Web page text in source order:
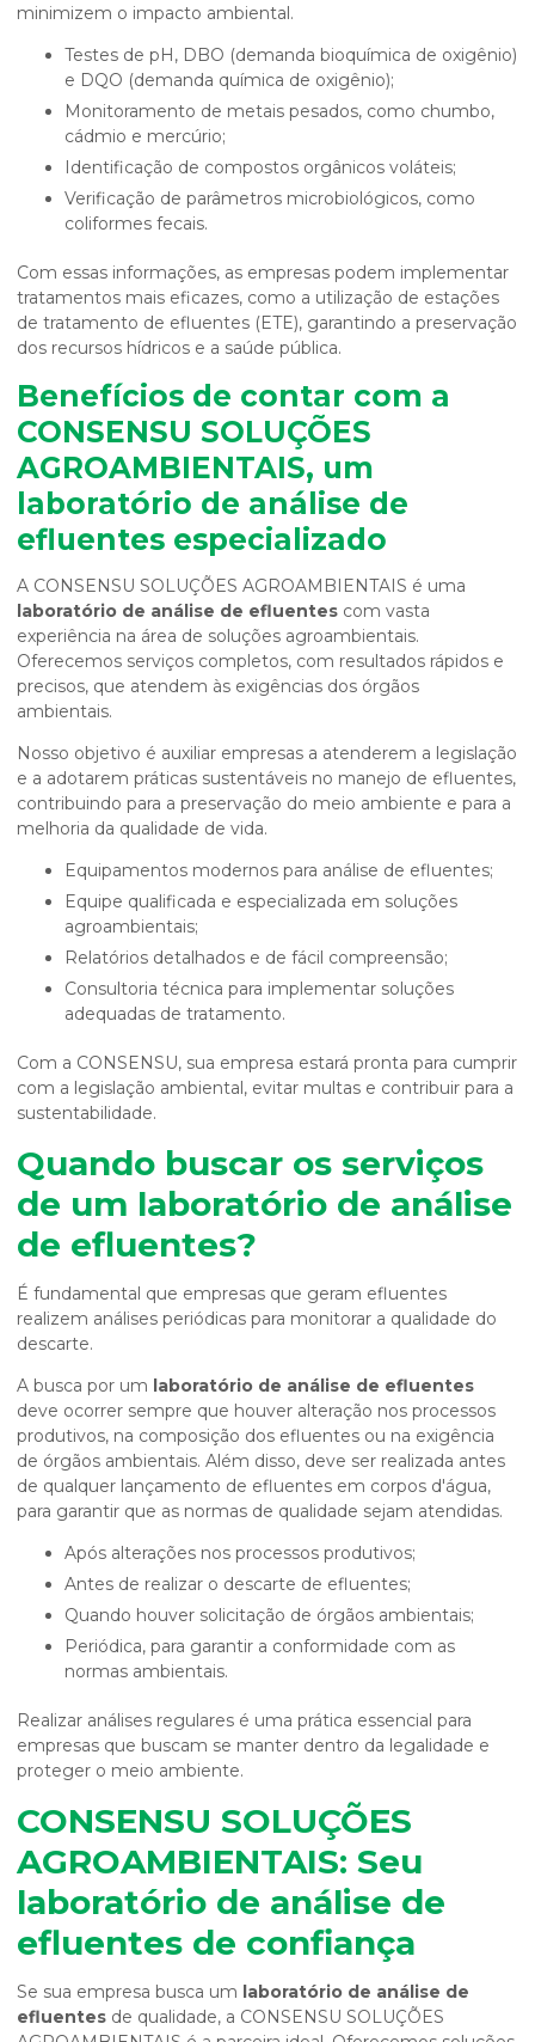
minimizem o impacto ambiental.
Testes de pH, DBO (demanda bioquímica de oxigênio)
e DQO (demanda química de oxigênio);
Monitoramento de metais pesados, como chumbo,
cádmio e mercúrio;
Identificação de compostos orgânicos voláteis;
Verificação de parâmetros microbiológicos, como
coliformes fecais.
Com essas informações, as empresas podem implementar
tratamentos mais eficazes, como a utilização de estações
de tratamento de efluentes (ETE), garantindo a preservação
dos recursos hídricos e a saúde pública.
Benefícios de contar com a
CONSENSU SOLUÇÕES
AGROAMBIENTAIS, um
laboratório de análise de
efluentes especializado
A CONSENSU SOLUÇÕES AGROAMBIENTAIS é uma
laboratório de análise de efluentes com vasta
experiência na área de soluções agroambientais.
Oferecemos serviços completos, com resultados rápidos e
precisos, que atendem às exigências dos órgãos
ambientais.
Nosso objetivo é auxiliar empresas a atenderem a legislação
e a adotarem práticas sustentáveis no manejo de efluentes,
contribuindo para a preservação do meio ambiente e para a
melhoria da qualidade de vida.
Equipamentos modernos para análise de efluentes;
Equipe qualificada e especializada em soluções
agroambientais;
Relatórios detalhados e de fácil compreensão;
Consultoria técnica para implementar soluções
adequadas de tratamento.
Com a CONSENSU, sua empresa estará pronta para cumprir
com a legislação ambiental, evitar multas e contribuir para a
sustentabilidade.
Quando buscar os serviços
de um laboratório de análise
de efluentes?
É fundamental que empresas que geram efluentes
realizem análises periódicas para monitorar a qualidade do
descarte.
A busca por um laboratório de análise de efluentes
deve ocorrer sempre que houver alteração nos processos
produtivos, na composição dos efluentes ou na exigência
de órgãos ambientais. Além disso, deve ser realizada antes
de qualquer lançamento de efluentes em corpos d'água,
para garantir que as normas de qualidade sejam atendidas.
Após alterações nos processos produtivos;
Antes de realizar o descarte de efluentes;
Quando houver solicitação de órgãos ambientais;
Periódica, para garantir a conformidade com as
normas ambientais.
Realizar análises regulares é uma prática essencial para
empresas que buscam se manter dentro da legalidade e
proteger o meio ambiente.
CONSENSU SOLUÇÕES
AGROAMBIENTAIS: Seu
laboratório de análise de
efluentes de confiança
Se sua empresa busca um laboratório de análise de
efluentes de qualidade, a CONSENSU SOLUÇÕES